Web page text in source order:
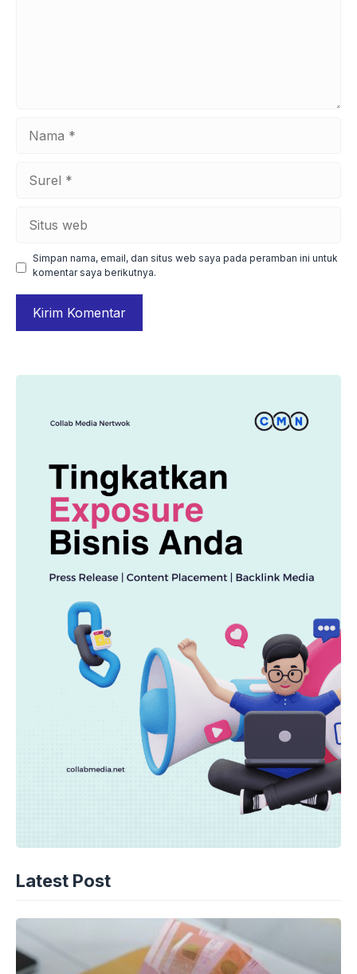
web
Simpan nama, email, dan situs web saya pada peramban ini untuk
komentar saya berikutnya.
Latest Post